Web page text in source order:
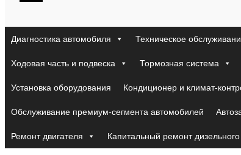
Диагностика автомобиля Техническое
Ходовая часть и подвеска Тормозная система
Установка оборудования Кондиционер и климат-
Обслуживание премиум-сегмента автомобилей
Ремонт двигателя Капитальный ремонт